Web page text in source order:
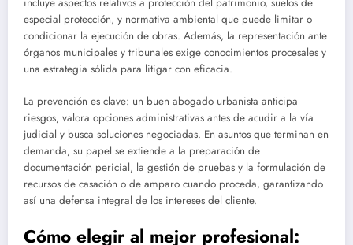
incluye aspectos relativos a protección del patrimonio, suelos de
especial protección, y normativa ambiental que puede limitar o
condicionar la ejecución de obras. Además, la representación ante
órganos municipales y tribunales exige conocimientos procesales y
una estrategia sólida para litigar con eficacia.
La prevención es clave: un buen abogado urbanista anticipa
riesgos, valora opciones administrativas antes de acudir a la vía
judicial y busca soluciones negociadas. En asuntos que terminan en
demanda, su papel se extiende a la preparación de
documentación pericial, la gestión de pruebas y la formulación de
recursos de casación o de amparo cuando proceda, garantizando
así una defensa integral de los intereses del cliente.
Cómo elegir al mejor profesional: